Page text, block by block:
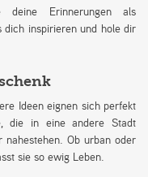
deine Erinnerungen als
dich inspirieren und hole dir
Ideen eignen sich perfekt
die in eine andere Stadt
nahestehen. Ob urban oder
sie so ewig Leben.